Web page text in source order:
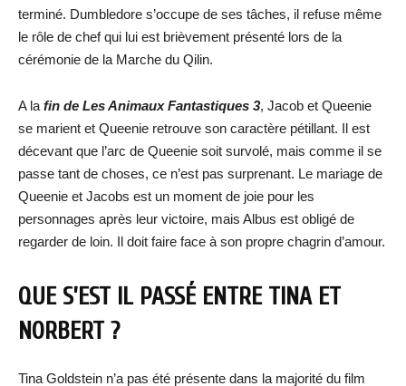
terminé. Dumbledore s’occupe de ses tâches, il refuse même
le rôle de chef qui lui est brièvement présenté lors de la
cérémonie de la Marche du Qilin.
A la fin de Les Animaux Fantastiques 3, Jacob et Queenie
se marient et Queenie retrouve son caractère pétillant. Il est
décevant que l’arc de Queenie soit survolé, mais comme il se
passe tant de choses, ce n’est pas surprenant. Le mariage de
Queenie et Jacobs est un moment de joie pour les
personnages après leur victoire, mais Albus est obligé de
regarder de loin. Il doit faire face à son propre chagrin d’amour.
QUE S’EST IL PASSÉ ENTRE TINA ET
NORBERT ?
Tina Goldstein n’a pas été présente dans la majorité du film